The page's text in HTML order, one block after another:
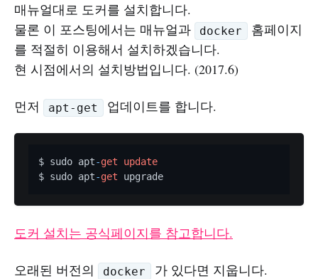
매뉴얼대로 도커를 설치합니다.
물론 이 포스팅에서는 매뉴얼과
docker
홈페이지
를 적절히 이용해서 설치하겠습니다.
현 시점에서의 설치방법입니다. (2017.6)
먼저 apt-get 업데이트를 합니다.
$ sudo apt-get
update
$ sudo apt-get
도커 설치는 공식페이지를 참고합니다.
오래된 버전의 docker 가 있다면 지웁니다.